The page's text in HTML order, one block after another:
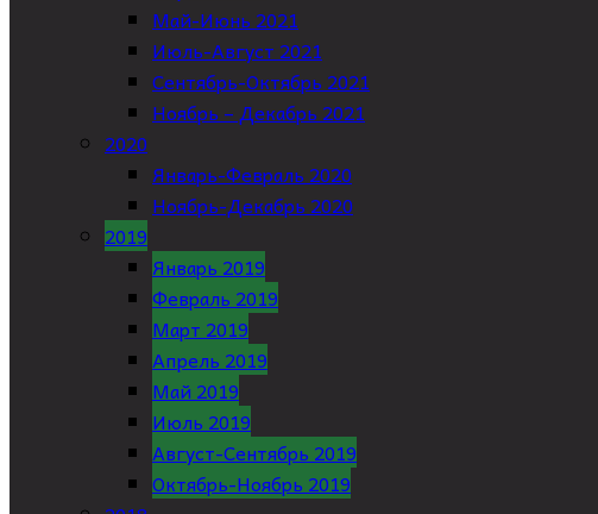
Май-Июнь 2021
Июль-Август 2021
Сентябрь-Октябрь 2021
Ноябрь – Декабрь 2021
2020
Январь-Февраль 2020
Ноябрь-Декабрь 2020
2019
Январь 2019
Февраль 2019
Март 2019
Апрель 2019
Май 2019
Июль 2019
Август-Сентябрь 2019
Октябрь-Ноябрь 2019